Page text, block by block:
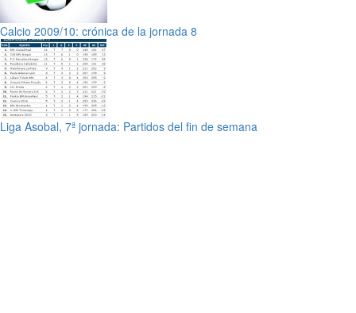
Calcio 2009/10: crónica de la jornada 8
Liga Asobal, 7ª jornada: Partidos del fin de semana